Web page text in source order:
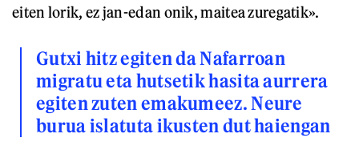
eiten lorik, ez jan-edan onik, maitea zuregatik».
Gutxi hitz egiten da Nafarroan
migratu eta hutsetik hasita aurrera
egiten zuten emakumeez. Neure
burua islatuta ikusten dut haiengan